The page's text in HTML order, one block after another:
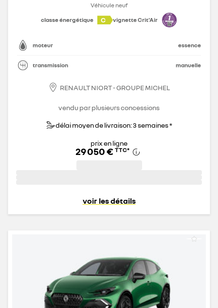
Véhicule neuf
classe énergétique
C vignette Crit'Air
moteur essence
transmission manuelle
RENAULT NIORT - GROUPE MICHEL
vendu par plusieurs concessions
délai moyen de livraison: 3 semaines *
prix en ligne
29 050 € TTC*
voir les détails